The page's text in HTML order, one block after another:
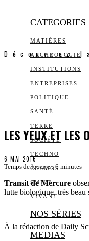
CATEGORIES
MATIÈRES
ARCHEOLOGIE
INSTITUTIONS
ENTREPRISES
POLITIQUE
SANTÉ
TERRE
SOCIÉTÉ
TECHNO
COSMOS
SMILE
VIVANT
NOS SÉRIES
MEDIAS
Découvrez
LES YEUX ET LES
6 MAI 2016
Temps de lecture :6 minutes
Transit de Mercure
lutte biologique, très beau
À la rédaction de Daily